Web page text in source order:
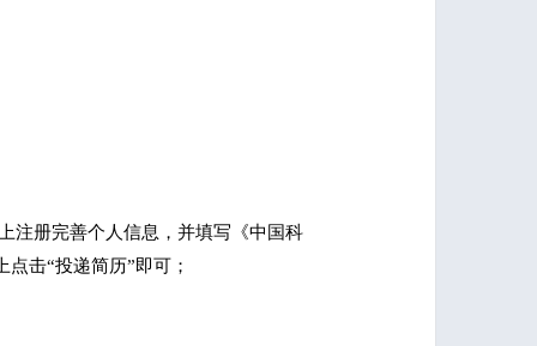
注册完善个人信息，并填写《中国科
点击“投递简历”即可；